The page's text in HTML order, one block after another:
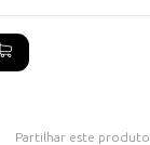
Partilhar este produto